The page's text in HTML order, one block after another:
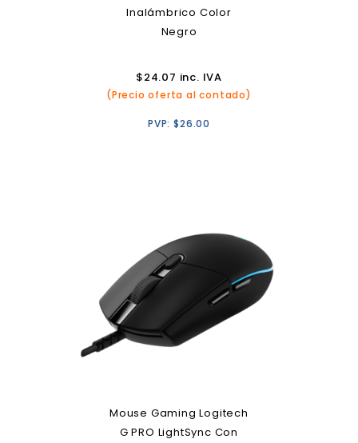
Inalámbrico Color
Negro
$24.07 inc. IVA
(Precio oferta al contado)
PVP:$26.00
Mouse Gaming Logitech
G PRO LightSync Con